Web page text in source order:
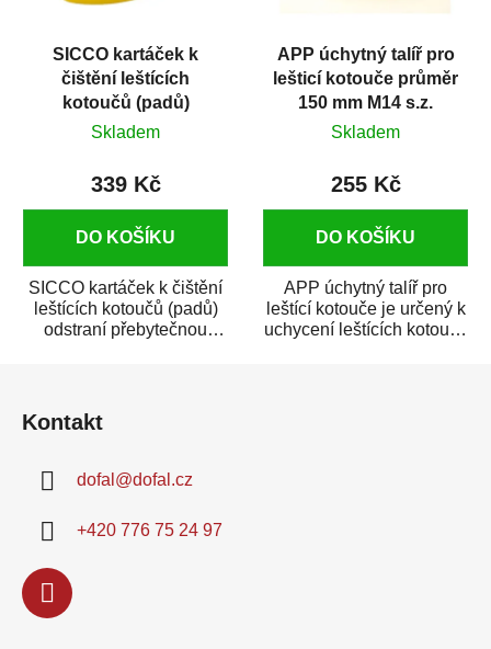
SICCO kartáček k
čištění leštících
kotoučů (padů)
Skladem
339 Kč
DO KOŠÍKU
SICCO kartáček k čištění
leštících kotoučů (padů)
odstraní přebytečnou
APP úchytný talíř pro
lešticí kotouče průměr
150 mm M14 s.z.
Skladem
255 Kč
DO KOŠÍKU
APP úchytný talíř pro
leštící kotouče je určený k
uchycení leštících kotoučů
Kontakt
dofal @dofal.cz
+420 776 75 24 97